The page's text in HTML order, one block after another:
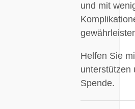
und mit
Helfen Sie
unterstützen
Spende.